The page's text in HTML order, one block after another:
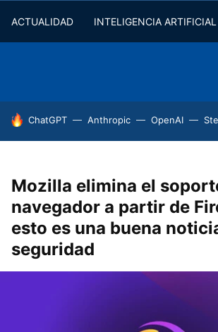
ACTUALIDAD INTELIGENCIA ARTIFICIAL
HOY SE HABLA DE
ChatGPT Anthropic OpenAI
Mozilla elimina el
navegador a partir de
esto es una buena
seguridad